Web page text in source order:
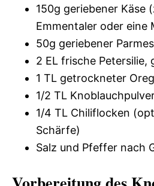
150g geriebener Käse
Emmentaler oder eine
50g geriebener
2 EL frische Petersilie,
1 TL getrockneter
1/2 TL
1/4 TL Chiliflocken
Schärfe)
Salz und Pfeffer nach